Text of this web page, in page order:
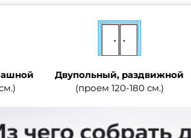
Двупольный, раздвижной
(проем 120-180 см.)